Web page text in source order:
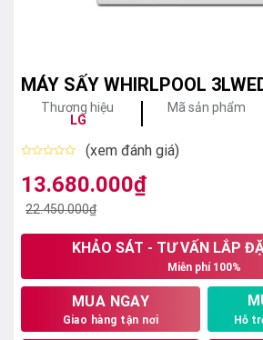
MÁY SẤY WHIRLPOOL
Thương hiệu
LG
Mã sản phẩm
xếp
hạng
5
(xem đánh giá)
22.450.000₫
Giá
gốc
22.450.000₫.
13.680.000₫
Giá
hiện
KHẢO SÁT - TƯ VẤN LẮP
Miễn phí 100%
MUA NGAY
Giao hàng tận nơi Hỗ